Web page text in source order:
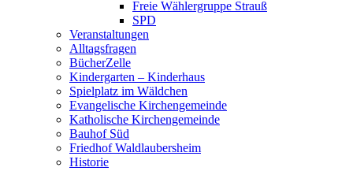
Freie Wählergruppe Strauß
SPD
Veranstaltungen
Alltagsfragen
BücherZelle
Kindergarten – Kinderhaus
Spielplatz im Wäldchen
Evangelische Kirchengemeinde
Katholische Kirchengemeinde
Bauhof Süd
Friedhof Waldlaubersheim
Historie